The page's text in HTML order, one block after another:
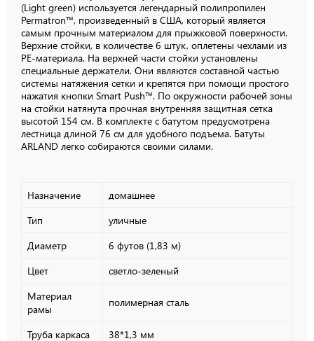
(Light green) используется легендарный полипропилен
Permatron™, произведенный в США, который является
самым прочным материалом для прыжковой поверхности.
Верхние стойки, в количестве 6 штук, оплетены чехлами из
PE-материала. На верхней части стойки установлены
специальные держатели. Они являются составной частью
системы натяжения сетки и крепятся при помощи простого
нажатия кнопки Smart Push™. По окружности рабочей зоны
на стойки натянута прочная внутренняя защитная сетка
высотой 154 см. В комплекте с батутом предусмотрена
лестница длиной 76 см для удобного подъема. Батуты
ARLAND легко собираются своими силами.
Назначение
домашнее
Тип
уличные
Диаметр
6 футов (1,83 м)
Цвет
светло-зеленый
Материал
рамы
полимерная сталь
Труба каркаса 38*1,3 мм